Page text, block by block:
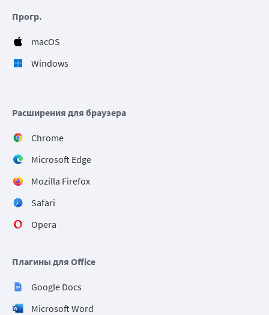
Прогр.
macOS
Windows
Расширения для браузера
Chrome
Microsoft Edge
Mozilla Firefox
Safari
Opera
Плагины для Office
Google Docs
Microsoft Word